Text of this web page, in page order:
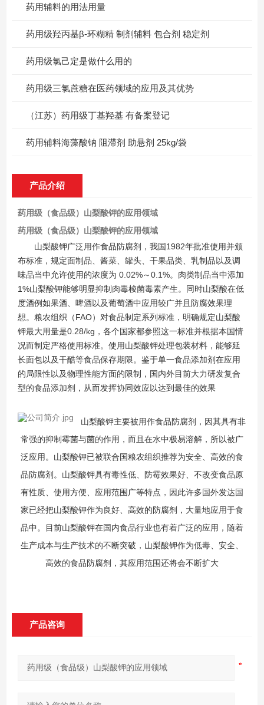
药用辅料的用法用量
药用级羟丙基β-环糊精 制剂辅料 包合剂 稳定剂
药用级氯己定是做什么用的
药用级三氯蔗糖在医药领域的应用及其优势
（江苏）药用级丁基羟基 有备案登记
药用辅料海藻酸钠 阻滞剂 助悬剂 25kg/袋
产品介绍
药用级（食品级）山梨酸钾的应用领域
药用级（食品级）山梨酸钾的应用领域
山梨酸钾广泛用作食品防腐剂，我国1982年批准使用并颁
布标准，规定面制品、酱菜、罐头、干果品类、乳制品以及调
味品当中允许使用的浓度为 0.02%～0.1%。肉类制品当中添加
1%山梨酸钾能够明显抑制肉毒梭菌毒素产生。同时山梨酸在低
度酒例如果酒、啤酒以及葡萄酒中应用较广并且防腐效果理
想。粮农组织（FAO）对食品制定系列标准，明确规定山梨酸
钾最大用量是0.28/kg，各个国家都参照这一标准并根据本国情
况而制定严格使用标准。使用山梨酸钾处理包装材料，能够延
长面包以及干酷等食品保存期限。鉴于单一食品添加剂在应用
的局限性以及物理性能方面的限制，国内外目前大力研发复合
型的食品添加剂，从而发挥协同效应以达到最佳的效果
山梨酸钾主要被用作食品防腐剂，因其具有非
常强的抑制霉菌与菌的作用，而且在水中极易溶解，所以被广
泛应用。山梨酸钾已被联合国粮农组织推荐为安全、高效的食
品防腐剂。山梨酸钾具有毒性低、防霉效果好、不改变食品原
有性质、使用方便、应用范围广等特点，因此许多国外发达国
家已经把山梨酸钾作为良好、高效的防腐剂，大量地应用于食
品中。目前山梨酸钾在国内食品行业也有着广泛的应用，随着
生产成本与生产技术的不断突破，山梨酸钾作为低毒、安全、
高效的食品防腐剂，其应用范围还将会不断扩大
产品咨询